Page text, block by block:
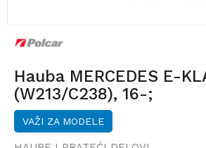
Hauba MERCEDES E-
(W213/C238), 16-;
VAŽI ZA MODELE